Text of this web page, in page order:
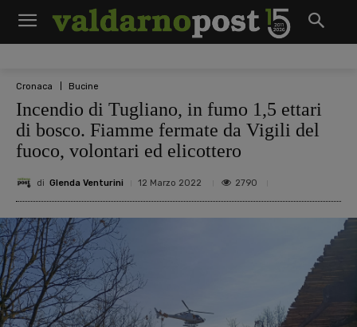
Cronaca Bucine
Incendio di Tugliano, in fumo 1,5 ettari
di bosco. Fiamme fermate da Vigili del
fuoco, volontari ed elicottero
di Glenda Venturini 12 Marzo 2022 2790